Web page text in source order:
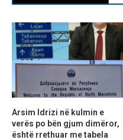
Arsim Idrizi në kulmin e
verës po bën gjum dimëror,
është rrethuar me tabela